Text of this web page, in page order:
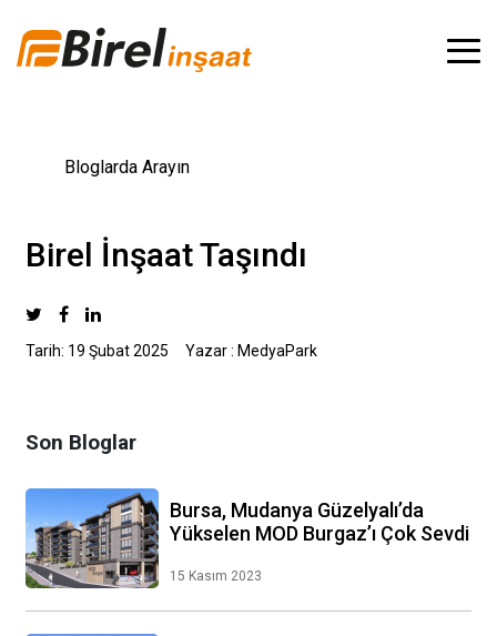
Birel İnşaat Taşındı
Tarih: 19 Şubat 2025 Yazar : MedyaPark
Son Bloglar
Bursa, Mudanya Güzelyalı’da
Yükselen MOD Burgaz’ı Çok Sevdi
15 Kasım 2023